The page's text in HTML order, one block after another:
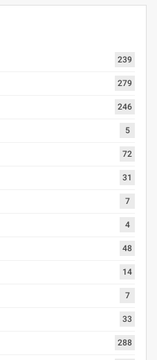
239
279
246
5
72
31
7
4
48
14
7
33
288